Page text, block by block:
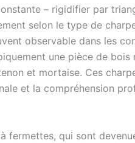
– rigidifier par
selon le type de
observable dans les
une pièce de bois
et mortaise. Ces
et la compréhension
fermettes, qui sont